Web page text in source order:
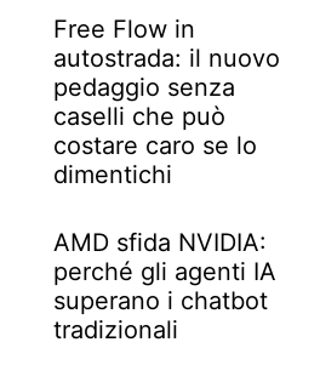
Free Flow in
autostrada: il nuovo
pedaggio senza
caselli che può
costare caro se lo
dimentichi
AMD sfida NVIDIA:
perché gli agenti IA
superano i chatbot
tradizionali